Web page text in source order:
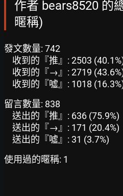
作者 bears8520 的
暱稱)
發文數量: 742
收到的『推』: 2503
收到的『→』: 2719
收到的『噓』: 1018
留言數量: 838
送出的『推』: 636 (75.9%)
送出的『→』: 171 (20.4%)
送出的『噓』: 31 (3.7%)
使用過的暱稱: 1